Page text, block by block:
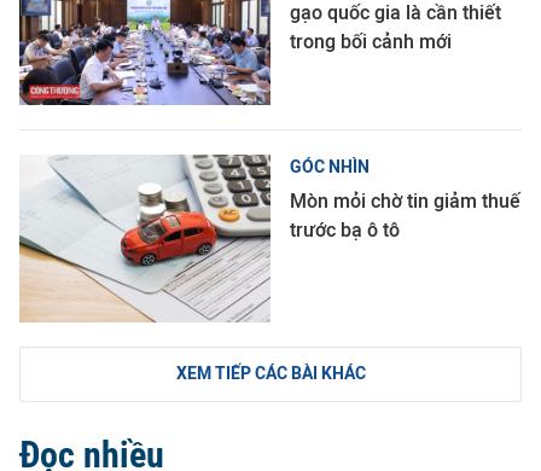
gạo quốc gia là cần thiết
trong bối cảnh mới
GÓC NHÌN
Mòn mỏi chờ tin giảm thuế
trước bạ ô tô
XEM TIẾP CÁC BÀI KHÁC
Đọc nhiều